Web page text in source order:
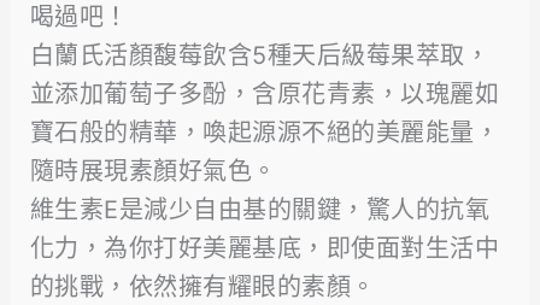
喝過吧！
白蘭氏活顏馥莓飲含5種天后級莓果萃取，
並添加葡萄子多酚，含原花青素，以瑰麗如
寶石般的精華，喚起源源不絕的美麗能量，
隨時展現素顏好氣色。
維生素E是減少自由基的關鍵，驚人的抗氧
化力，為你打好美麗基底，即使面對生活中
的挑戰，依然擁有耀眼的素顏。